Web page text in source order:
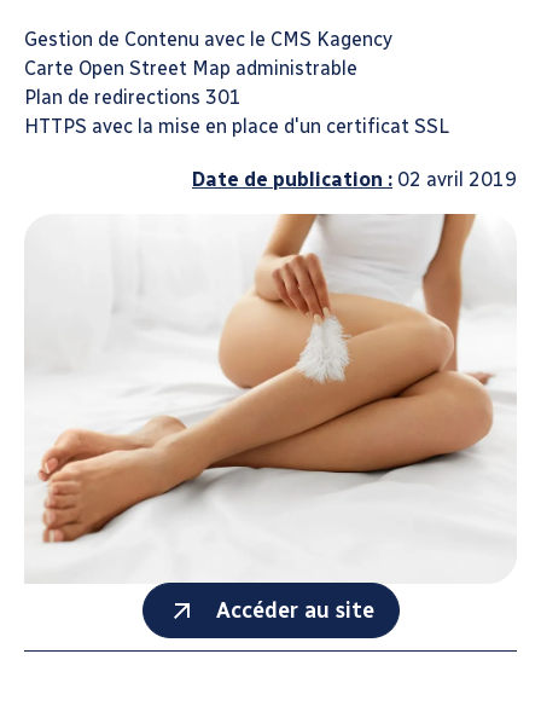
Gestion de Contenu avec le CMS Kagency
Carte Open Street Map administrable
Plan de redirections 301
HTTPS avec la mise en place d'un certificat SSL
Date de publication : 02 avril 2019
Accéder au site